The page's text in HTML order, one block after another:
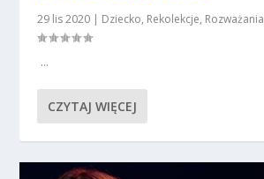
29 lis 2020 | Dziecko, Rekolekcje, Rozważania
...
CZYTAJ WIĘCEJ